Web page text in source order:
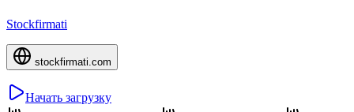
Stockfirmati
stockfirmati.com
Начать загрузку